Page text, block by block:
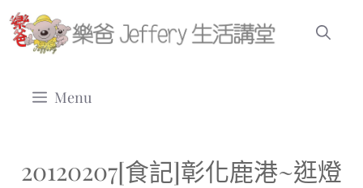
跳
至
Menu
20120207[食記]彰化鹿港~逛燈